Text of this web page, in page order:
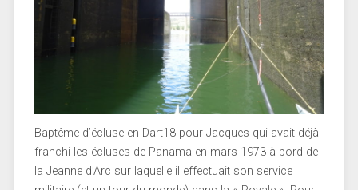
Baptême d’écluse en Dart18 pour Jacques qui avait déjà
franchi les écluses de Panama en mars 1973 à bord de
la Jeanne d’Arc sur laquelle il effectuait son service